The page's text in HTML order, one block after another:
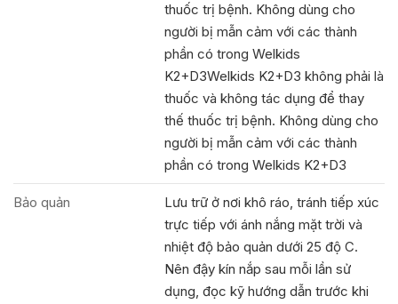
thuốc trị bệnh. Không dùng cho
người bị mẫn cảm với các thành
phần có trong Welkids
K2+D3Welkids K2+D3 không phải là
thuốc và không tác dụng để thay
thế thuốc trị bệnh. Không dùng cho
người bị mẫn cảm với các thành
phần có trong Welkids K2+D3
Bảo quản
Lưu trữ ở nơi khô ráo, tránh tiếp xúc
trực tiếp với ánh nắng mặt trời và
nhiệt độ bảo quản dưới 25 độ C.
Nên đậy kín nắp sau mỗi lần sử
dụng, đọc kỹ hướng dẫn trước khi